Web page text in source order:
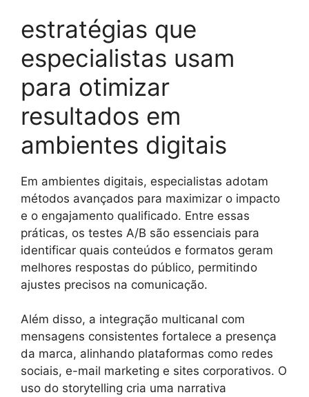
estratégias que
especialistas usam
para otimizar
resultados em
ambientes digitais
Em ambientes digitais, especialistas adotam
métodos avançados para maximizar o impacto
e o engajamento qualificado. Entre essas
práticas, os testes A/B são essenciais para
identificar quais conteúdos e formatos geram
melhores respostas do público, permitindo
ajustes precisos na comunicação.
Além disso, a integração multicanal com
mensagens consistentes fortalece a presença
da marca, alinhando plataformas como redes
sociais, e-mail marketing e sites corporativos. O
uso do storytelling cria uma narrativa